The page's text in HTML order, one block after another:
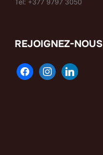
Tel: +377 9797 3050
REJOIGNEZ-NOUS
facebookinstagramlinkedin